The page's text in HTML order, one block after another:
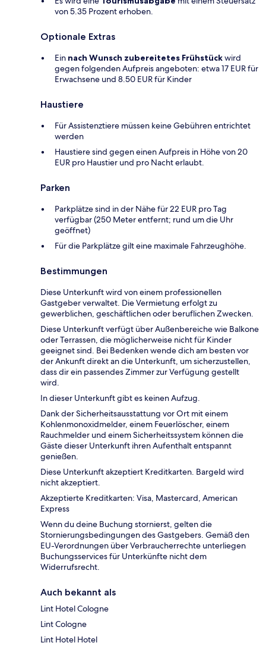
von 5.35 Prozent erhoben.
Optionale Extras
Ein nach Wunsch zubereitetes Frühstückwird
gegen folgenden Aufpreis angeboten: etwa 17 EUR für
Erwachsene und 8.50 EUR für Kinder
Haustiere
Für Assistenztiere müssen keine Gebühren entrichtet
werden
Haustiere sind gegen einen Aufpreis in Höhe von 20
EUR pro Haustier und pro Nacht erlaubt.
Parken
Parkplätze sind in der Nähe für 22 EUR pro Tag
verfügbar (250 Meter entfernt; rund um die Uhr
geöffnet)
Für die Parkplätze gilt eine maximale Fahrzeughöhe.
Bestimmungen
Diese Unterkunft wird von einem professionellen
Gastgeber verwaltet. Die Vermietung erfolgt zu
gewerblichen, geschäftlichen oder beruflichen Zwecken.
Diese Unterkunft verfügt über Außenbereiche wie Balkone
oder Terrassen, die möglicherweise nicht für Kinder
geeignet sind. Bei Bedenken wende dich am besten vor
der Ankunft direkt an die Unterkunft, um sicherzustellen,
dass dir ein passendes Zimmer zur Verfügung gestellt
wird.
In dieser Unterkunft gibt es keinen Aufzug.
Dank der Sicherheitsausstattung vor Ort mit einem
Kohlenmonoxidmelder, einem Feuerlöscher, einem
Rauchmelder und einem Sicherheitssystem können die
Gäste dieser Unterkunft ihren Aufenthalt entspannt
genießen.
Diese Unterkunft akzeptiert Kreditkarten. Bargeld wird
nicht akzeptiert.
Akzeptierte Kreditkarten: Visa, Mastercard, American
Express
Wenn du deine Buchung stornierst, gelten die
Stornierungsbedingungen des Gastgebers. Gemäß den
EU-Verordnungen über Verbraucherrechte unterliegen
Buchungsservices für Unterkünfte nicht dem
Widerrufsrecht.
Auch bekannt als
Lint Hotel Cologne
Lint Cologne
Lint Hotel Hotel